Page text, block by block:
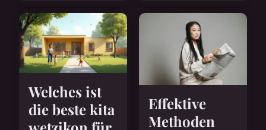
Welches ist
die beste kita
Effektive
Methoden